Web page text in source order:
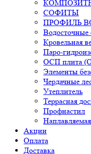
СОФИТЫ
ПРОФИЛЬ
Водосточные
Кровельная
Паро-
ОСП плита
Элементы
Чердачные
Утеплитель
Террасная
Профнастил
Акции
Оплата
Доставка